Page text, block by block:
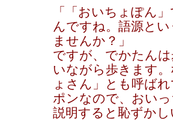
「「おいちょぽん
んですね。語源と
ませんか？」
ですが、でかたん
いながら歩きます
ょさん」とも呼ば
ポンなので、おい
説明すると恥ずか